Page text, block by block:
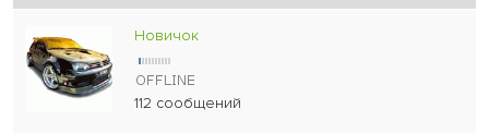
Новичок
112 сообщений